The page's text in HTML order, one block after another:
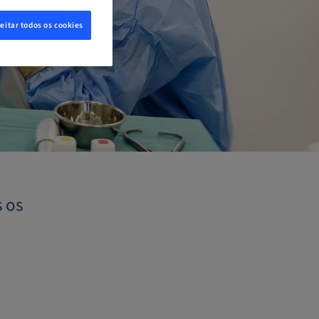
os
todos os cookies